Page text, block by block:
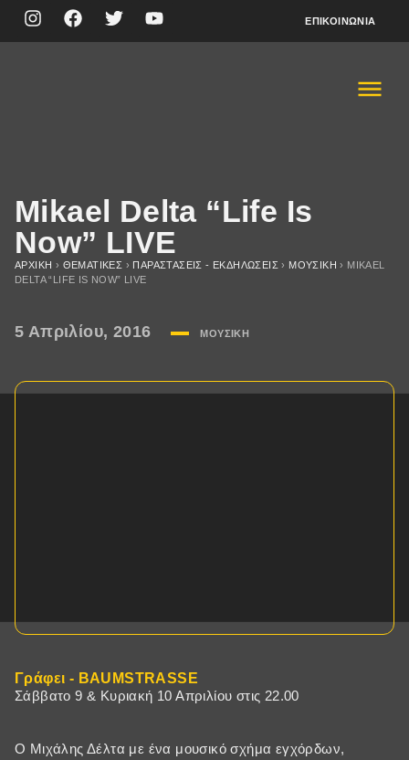
ΕΠΙΚΟΙΝΩΝΊΑ
Mikael Delta “Life Is
Now” LIVE
ΑΡΧΙΚΉ › ΘΕΜΑΤΙΚΈΣ › ΠΑΡΑΣΤΆΣΕΙΣ - ΕΚΔΗΛΏΣΕΙΣ › ΜΟΥΣΙΚΉ › MIKAEL
DELTA “LIFE IS NOW” LIVE
5 Απριλίου, 2016 ΜΟΥΣΙΚΉ
Γράφει - BAUMSTRASSE
Σάββατο 9 & Κυριακή 10 Απριλίου στις 22.00
Ο Μιχάλης Δέλτα με ένα μουσικό σχήμα εγχόρδων,